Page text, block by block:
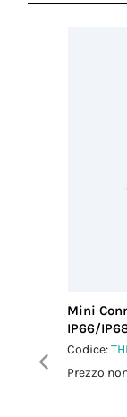
Mini
IP66/
Codice:
Prezzo